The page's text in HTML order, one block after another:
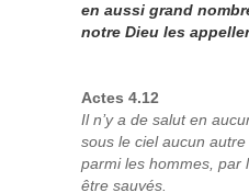
en aussi grand
notre Dieu les
Actes 4.12
Il n’y a de salut en
sous le ciel aucun
parmi les hommes, par
être sauvés.